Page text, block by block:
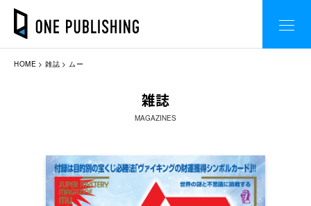
HOME 雑誌 ムー
雑誌
MAGAZINES